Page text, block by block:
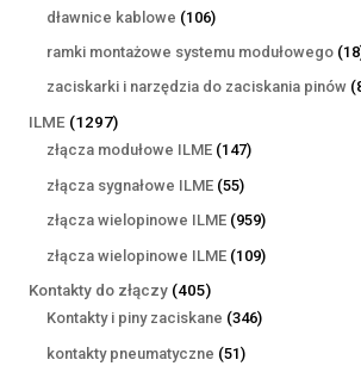
dławnice kablowe 106106
produktów
ramki montażowe systemu modułowego 18
zaciskarki i narzędzia do zaciskania pinów
ILME 12971297
produktów
złącza modułowe ILME 147147
złącza sygnałowe ILME 5555
produktów
złącza wielopinowe ILME 959959
produktów
złącza wielopinowe ILME 109109
Kontakty do złączy 405405
produktów
Kontakty i piny zaciskane 346346
kontakty pneumatyczne 5151